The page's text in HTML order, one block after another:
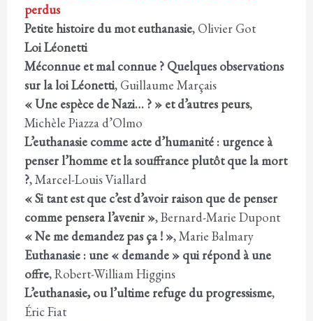
perdus
Petite histoire du mot euthanasie, Olivier Got
Loi Léonetti
Méconnue et mal connue ? Quelques observations
sur la loi Léonetti, Guillaume Marçais
« Une espèce de Nazi… ? » et d’autres peurs,
Michèle Piazza d’Olmo
L’euthanasie comme acte d’humanité : urgence à
penser l’homme et la souffrance plutôt que la mort
?, Marcel-Louis Viallard
« Si tant est que c’est d’avoir raison que de penser
comme pensera l’avenir », Bernard-Marie Dupont
« Ne me demandez pas ça ! », Marie Balmary
Euthanasie : une « demande » qui répond à une
offre, Robert-William Higgins
L’euthanasie, ou l’ultime refuge du progressisme,
Éric Fiat